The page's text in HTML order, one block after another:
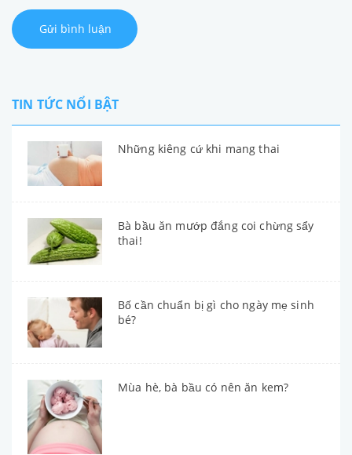
Gửi bình luận
TIN TỨC NỔI BẬT
Những kiêng cứ khi mang thai
Bà bầu ăn mướp đắng coi chừng sẩy
thai!
Bố cần chuẩn bị gì cho ngày mẹ sinh
bé?
Mùa hè, bà bầu có nên ăn kem?